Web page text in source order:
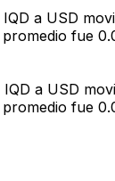
a USD
fue
a USD
fue